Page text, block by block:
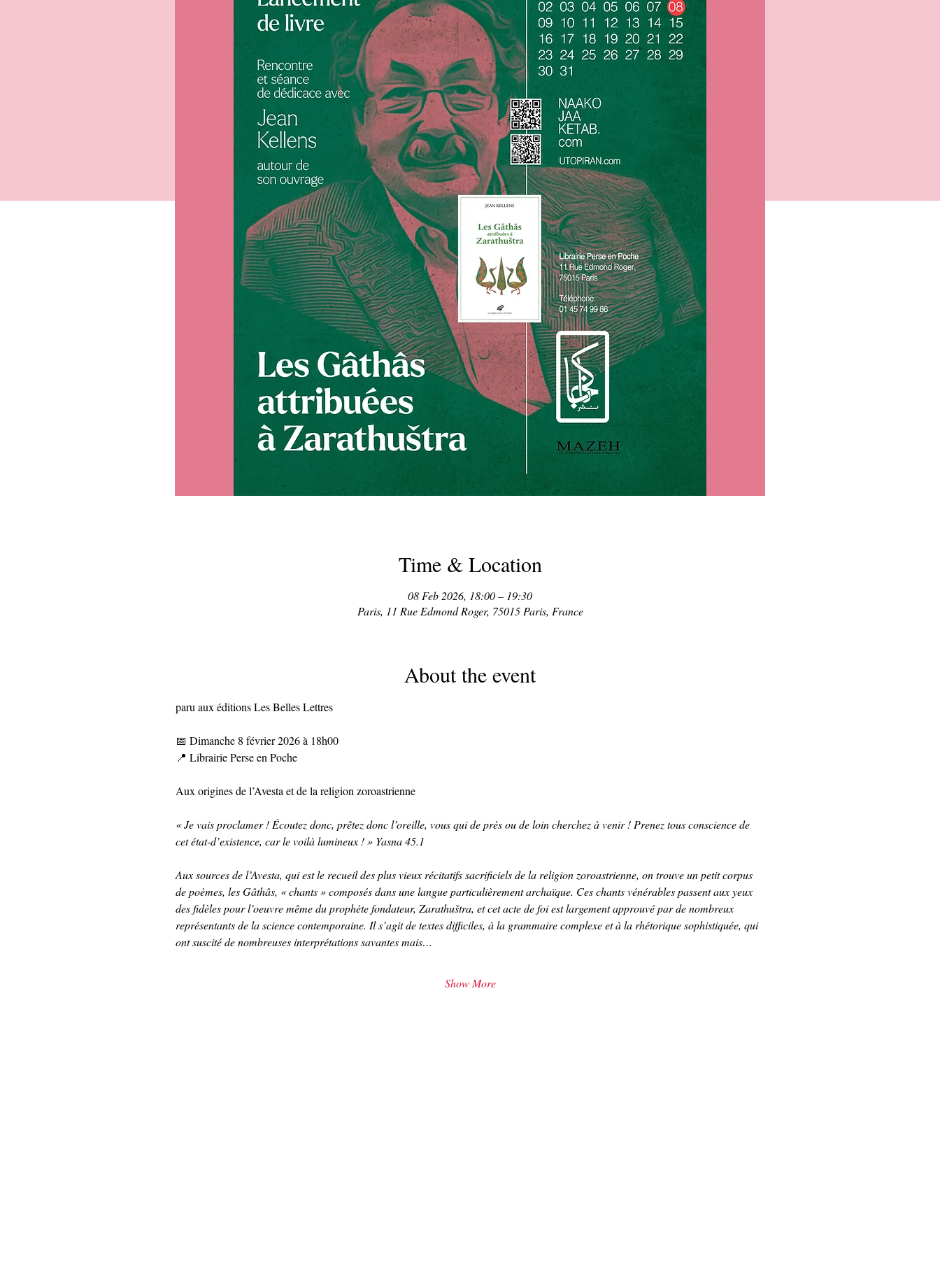
Time & Location
08 Feb 2026, 18:00 – 19:30
Paris, 11 Rue Edmond Roger, 75015 Paris, France
About the event
paru aux éditions Les Belles Lettres
📅 Dimanche 8 février 2026 à 18h00
📍 Librairie Perse en Poche
Aux origines de l’Avesta et de la religion zoroastrienne
« Je vais proclamer ! Écoutez donc, prêtez donc l’oreille, vous qui de près ou de loin cherchez à venir ! Prenez tous conscience de
cet état-d’existence, car le voilà lumineux ! » Yasna 45.1
Aux sources de l’Avesta, qui est le recueil des plus vieux récitatifs sacrificiels de la religion zoroastrienne, on trouve un petit corpus
de poèmes, les Gâthâs, « chants » composés dans une langue particulièrement archaïque. Ces chants vénérables passent aux yeux
des fidèles pour l’oeuvre même du prophète fondateur, Zarathuštra, et cet acte de foi est largement approuvé par de nombreux
représentants de la science contemporaine. Il s’agit de textes difficiles, à la grammaire complexe et à la rhétorique sophistiquée, qui
ont suscité de nombreuses interprétations savantes mais…
Show More